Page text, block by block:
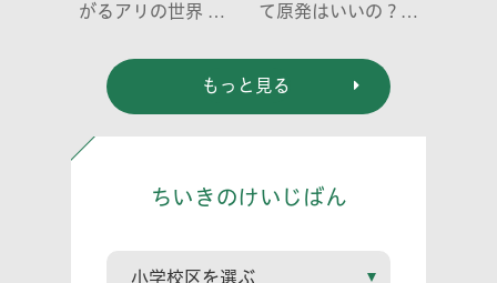
がるアリの世界 ア
成り立ち、生態系に
おける役割」
て原発はいいの？
験所・小出裕章氏講
演会
もっと見る
ちいきのけいじばん